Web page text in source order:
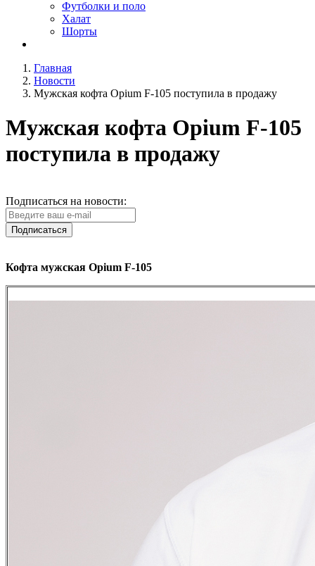
Футболки и поло
Халат
Шорты
Главная
Новости
Мужская кофта Opium F-105 поступила в продажу
Мужская кофта Opium F-105
поступила в продажу
Подписаться на новости:
Подписаться
Кофта мужская Opium F-105